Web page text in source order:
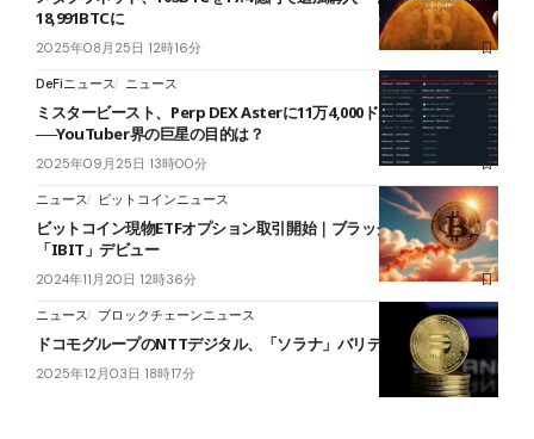
18,991BTCに
2025年08月25日 12時16分
DeFiニュース ニュース
ミスタービースト、Perp DEX Asterに11万4,000ドル入金
──YouTuber界の巨星の目的は？
2025年09月25日 13時00分
ニュース ビットコインニュース
ビットコイン現物ETFオプション取引開始｜ブラックロック
「IBIT」デビュー
2024年11月20日 12時36分
ニュース ブロックチェーンニュース
ドコモグループのNTTデジタル、「ソラナ」バリデータ運用開始
2025年12月03日 18時17分